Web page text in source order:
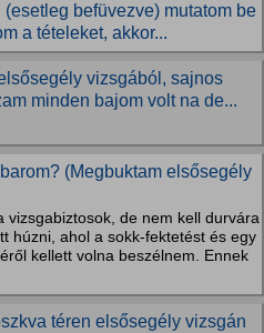
befüvezve) mutatom be
a tételeket, akkor...
vizsgából, sajnos
minden bajom volt na de...
(Megbuktam elsősegély
vizsgabiztosok, de nem kell durvára
húzni, ahol a sokk-fektetést és egy
kellett volna beszélnem. Ennek
téren elsősegély vizsgán